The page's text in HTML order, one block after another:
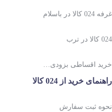
غرفه 024 کالا در باسلام
024 کالا در ترب
خرید اقساطی بزودی…
راهنمای خرید از 024 کالا
نحوه ثبت سفارش